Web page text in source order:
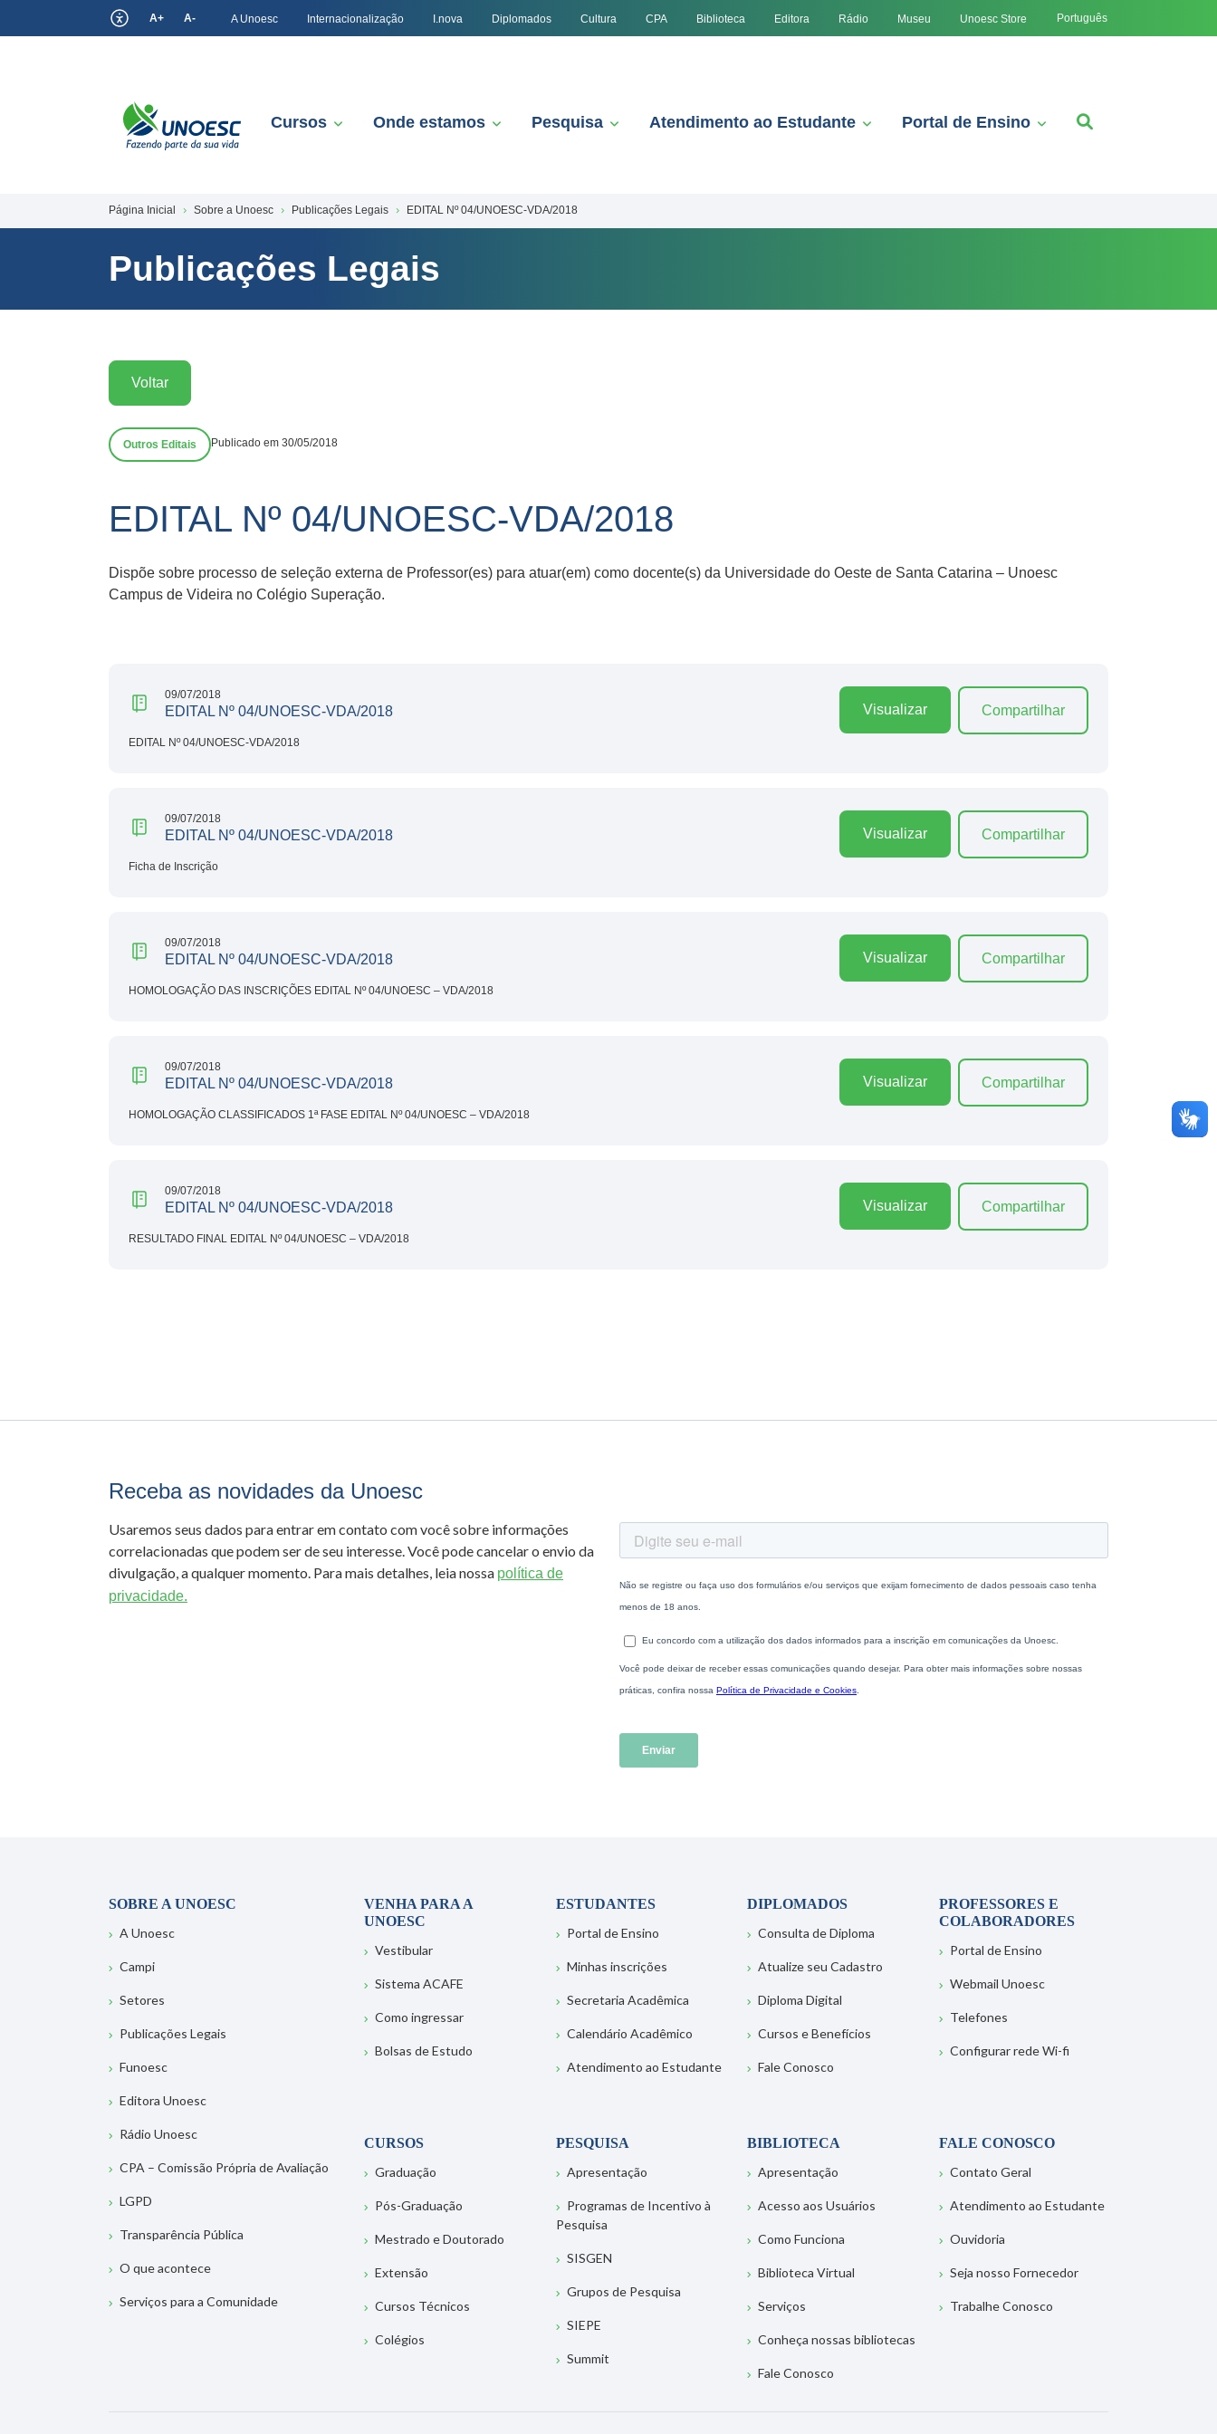
A+ A- A Unoesc Internacionalização I.nova Diplomados Cultura CPA Biblioteca Editora Rádio Museu Unoesc Store Português
Cursos Onde estamos Pesquisa Atendimento ao Estudante Portal de Ensino
Página Inicial Sobre a Unoesc Publicações Legais EDITAL Nº 04/UNOESC-VDA/2018
Publicações Legais
Voltar
Outros Editais Publicado em 30/05/2018
EDITAL Nº 04/UNOESC-VDA/2018
Dispõe sobre processo de seleção externa de Professor(es) para atuar(em) como docente(s) da Universidade do Oeste de Santa Catarina – Unoesc
Campus de Videira no Colégio Superação.
09/07/2018
EDITAL Nº 04/UNOESC-VDA/2018
EDITAL Nº 04/UNOESC-VDA/2018
Visualizar Compartilhar
09/07/2018
EDITAL Nº 04/UNOESC-VDA/2018
Ficha de Inscrição
Visualizar Compartilhar
09/07/2018
EDITAL Nº 04/UNOESC-VDA/2018
HOMOLOGAÇÃO DAS INSCRIÇÕES EDITAL Nº 04/UNOESC – VDA/2018
Visualizar Compartilhar
09/07/2018
EDITAL Nº 04/UNOESC-VDA/2018
HOMOLOGAÇÃO CLASSIFICADOS 1ª FASE EDITAL Nº 04/UNOESC – VDA/2018
Visualizar Compartilhar
09/07/2018
EDITAL Nº 04/UNOESC-VDA/2018
RESULTADO FINAL EDITAL Nº 04/UNOESC – VDA/2018
Visualizar Compartilhar
Receba as novidades da Unoesc
Usaremos seus dados para entrar em contato com você sobre informações
correlacionadas que podem ser de seu interesse. Você pode cancelar o envio da
divulgação, a qualquer momento. Para mais detalhes, leia nossa política de
privacidade.
SOBRE A UNOESC
A Unoesc
Campi
Setores
Publicações Legais
Funoesc
Editora Unoesc
Rádio Unoesc
CPA – Comissão Própria de Avaliação
LGPD
Transparência Pública
O que acontece
Serviços para a Comunidade
VENHA PARA A
UNOESC
Vestibular
Sistema ACAFE
Como ingressar
Bolsas de Estudo
ESTUDANTES
Portal de Ensino
Minhas inscrições
Secretaria Acadêmica
Calendário Acadêmico
Atendimento ao Estudante
DIPLOMADOS
Consulta de Diploma
Atualize seu Cadastro
Diploma Digital
Cursos e Benefícios
Fale Conosco
PROFESSORES E
COLABORADORES
Portal de Ensino
Webmail Unoesc
Telefones
Configurar rede Wi-fi
CURSOS
Graduação
Pós-Graduação
Mestrado e Doutorado
Extensão
Cursos Técnicos
Colégios
PESQUISA
Apresentação
Programas de Incentivo à
Pesquisa
SISGEN
Grupos de Pesquisa
SIEPE
Summit
BIBLIOTECA
Apresentação
Acesso aos Usuários
Como Funciona
Biblioteca Virtual
Serviços
Conheça nossas bibliotecas
Fale Conosco
FALE CONOSCO
Contato Geral
Atendimento ao Estudante
Ouvidoria
Seja nosso Fornecedor
Trabalhe Conosco